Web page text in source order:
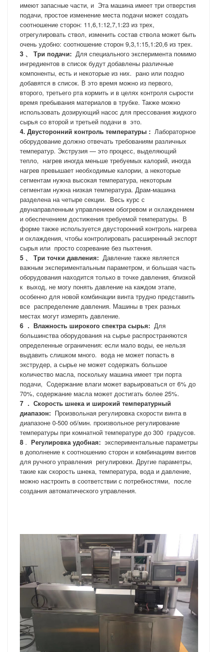
имеют запасные части, и Эта машина имеет три отверстия
подачи, простое изменение места подачи может создать
соотношение сторон: 11,6,1:12,7,1:23 из трех,
отрегулировать ствол, изменить состав ствола может быть
очень удобно: соотношение сторон 9,3,1:15,1:20,6 из трех.
3 、 Три подачи: Для специального эксперимента помимо
ингредиентов в список будут добавлены различные
компоненты, есть и некоторые из них. рано или поздно
добавятся в список. В это время можно из первого,
второго, третьего рта кормить и в целях контроля сырости
время пребывания материалов в трубке. Также можно
использовать дозирующий насос для прессования жидкого
сырья со второй и третьей подачи в это.
4. Двусторонний контроль температуры : Лабораторное
оборудование должно отвечать требованиям различных
температур. Экструзия — это процесс, выделяющий
тепло, нагрев иногда меньше требуемых калорий, иногда
нагрев превышает необходимые калории, а некоторые
сегментам нужна высокая температура, некоторым
сегментам нужна низкая температура. Драм-машина
разделена на четыре секции. Весь курс с
двунаправленным управлением обогревом и охлаждением
и обеспечением достижения требуемой температуры. В
форме также используется двусторонний контроль нагрева
и охлаждения, чтобы контролировать расширенный экспорт
сырья или просто созревание без пыхтения.
5 、 Три точки давления: Давление также является
важным экспериментальным параметром, и большая часть
оборудования находится только в точке давления, близкой
к выход, не могу понять давление на каждом этапе,
особенно для новой комбинации винта трудно представить
все распределение давления. Машины в трех разных
местах могут измерять давление.
6 ． Влажность широкого спектра сырья: Для
большинства оборудования на сырье распространяются
определенные ограничения: если мало воды, ее нельзя
выдавить слишком много. вода не может попасть в
экструдер, а сырье не может содержать большое
количество масла, поскольку машина имеет три порта
подачи, Содержание влаги может варьироваться от 6% до
70%, содержание масла может достигать более 25%.
7 ． Скорость шнека и широкий температурный
диапазон: Произвольная регулировка скорости винта в
диапазоне 0-500 об/мин. произвольное регулирование
температуры при комнатной температуре до 300 градусов.
8 . Регулировка удобная: экспериментальные параметры
в дополнение к соотношению сторон и комбинациям винтов
для ручного управления регулировки. Другие параметры,
такие как скорость шнека, температура, вода и давление,
можно настроить в соответствии с потребностями, после
создания автоматического управления.